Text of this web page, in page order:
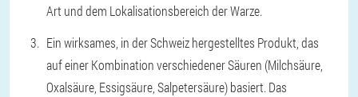
Art und dem Lokalisationsbereich der Warze.
Ein wirksames, in der Schweiz hergestelltes Produkt, das
auf einer Kombination verschiedener Säuren (Milchsäure,
Oxalsäure, Essigsäure, Salpetersäure) basiert. Das